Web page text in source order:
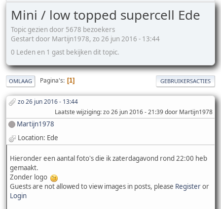
Mini / low topped supercell Ede
Topic gezien door 5678 bezoekers
Gestart door Martijn1978, zo 26 jun 2016 - 13:44
0 Leden en 1 gast bekijken dit topic.
OMLAAG Pagina's 1 GEBRUIKERSACTIES
zo 26 jun 2016 - 13:44
Laatste wijziging: zo 26 jun 2016 - 21:39 door Martijn1978
Martijn1978
Location: Ede
Hieronder een aantal foto's die ik zaterdagavond rond 22:00 heb
gemaakt.
Zonder logo
Guests are not allowed to view images in posts, please Registeror
Login